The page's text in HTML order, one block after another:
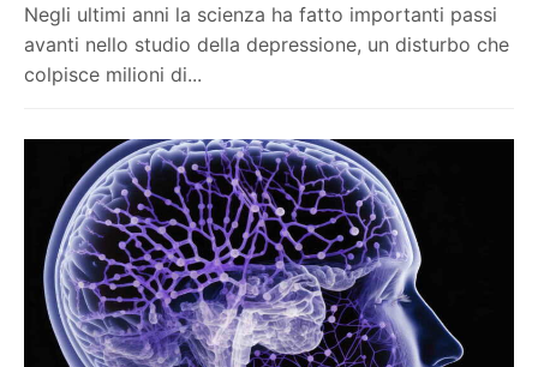
Negli ultimi anni la scienza ha fatto importanti passi
avanti nello studio della depressione, un disturbo che
colpisce milioni di...